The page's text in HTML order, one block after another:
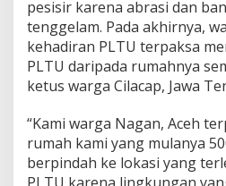
pesisir karena abrasi dan
tenggelam. Pada akhirnya,
kehadiran PLTU terpaksa
PLTU daripada rumahnya
ketus warga Cilacap, Jawa
“Kami warga Nagan, Aceh
rumah kami yang mulanya
berpindah ke lokasi yang